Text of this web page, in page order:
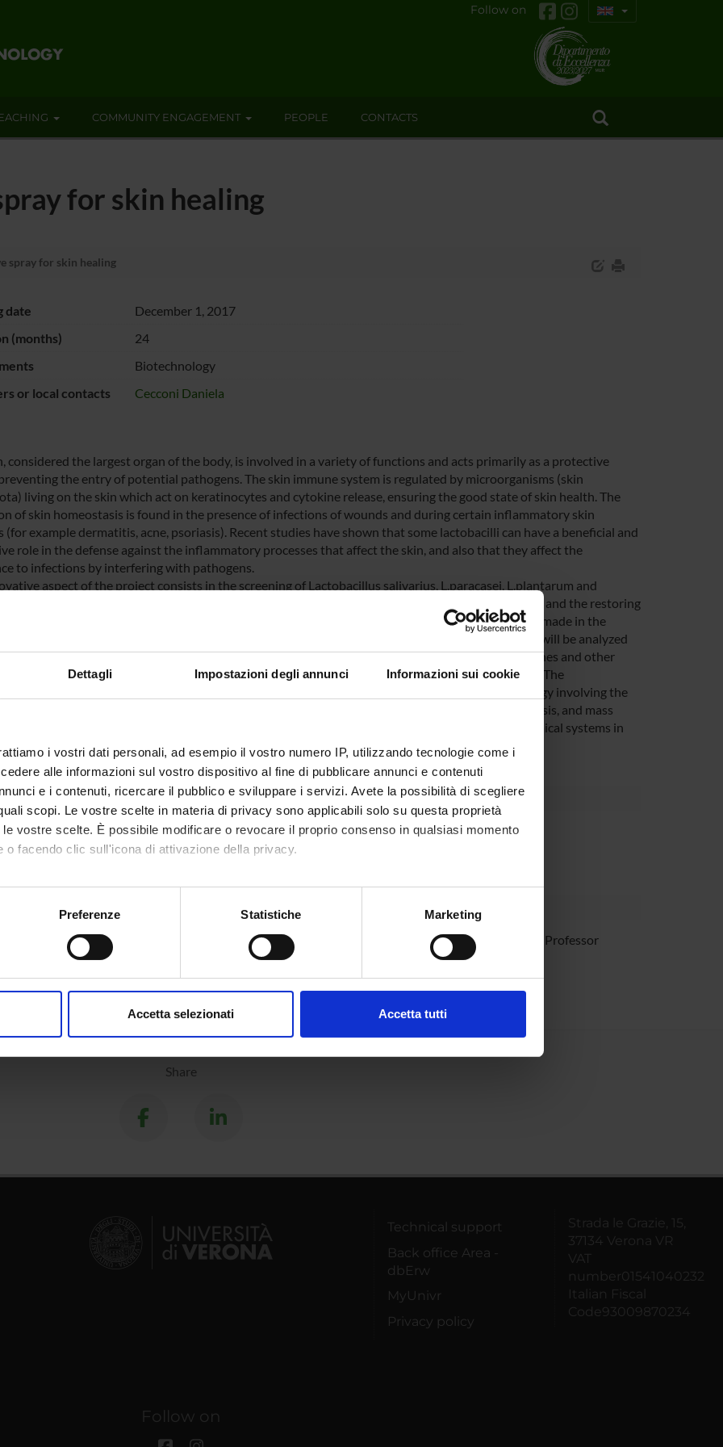
Dettagli Impostazioni degli annunci Informazioni sui cookie
i vostri dati personali, ad esempio il vostro numero IP, utilizzando tecnologie come i
alle informazioni sul vostro dispositivo al fine di pubblicare annunci e contenuti
e i contenuti, ricercare il pubblico e sviluppare i servizi. Avete la possibilità di scegliere
scopi. Le vostre scelte in materia di privacy sono applicabili solo su questa proprietà
vostre scelte. È possibile modificare o revocare il proprio consenso in qualsiasi momento
o facendo clic sull'icona di attivazione della privacy.
anche:
sulla tua posizione geografica, con un'approssimazione di qualche metro,
in qualsiasi momento dalla Dichiarazione sui cookie.
e social media, i quali potrebbero combinarle con altre informazioni che hai fornito loro o
Preferenze Statistiche Marketing
Accetta selezionati Accetta tutti
Follow on
COMMUNITY ENGAGEMENT PEOPLE CONTACTS
for skin healing
spray for skin healing
date
December 1, 2017
(months)
24
Biotechnology
or local contacts
Cecconi Daniela
considered the largest organ of the body, is involved in a variety of functions and acts primarily as a protective
the entry of potential pathogens. The skin immune system is regulated by microorganisms (skin
living on the skin which act on keratinocytes and cytokine release, ensuring the good state of skin health. The
of skin homeostasis is found in the presence of infections of wounds and during certain inflammatory skin
(for example dermatitis, acne, psoriasis). Recent studies have shown that some lactobacilli can have a beneficial and
role in the defense against the inflammatory processes that affect the skin, and also that they affect the
to infections by interfering with pathogens.
aspect of the project consists in the screening of Lactobacillus salivarius, L.paracasei, L.plantarum and
in order to use them in the production of a spray for topical use that promotes wound healing and the restoring
in skin disorders. The selection of lactobacilli and the formulation of bioactive spray will be made in the
(Sintal Dietetics s.r.l.), while in the Proteomics and Mass Spectrometry Lab. (Dep. Biotechnology) will be analyzed
of lactobacilli on keratinocytes (re-epithelialization, proliferation, migration, secretion of cytokines and other
involved in wound healing) and on pathogens (antimicrobial activity) alone and/or in co-culture. The
used will be those typical of proteomics, biochemistry, analytical chemistry and microbiology involving the
of instrumental techniques and methods (such as spectroscopy, chromatography, electrophoresis, and mass
as provided in this project) for determining qualitative and quantitative composition of chemical systems in
field.
Funds:assigned and managed by the department
PARTICIPANTS
Temporary Assistant
Associate Professor
Share
Technical support
Back office Area -
dbErw
MyUnivr
Privacy policy
Strada le Grazie, 15,
37134 Verona VR
VAT
number01541040232
Italian Fiscal
Code93009870234
Follow on